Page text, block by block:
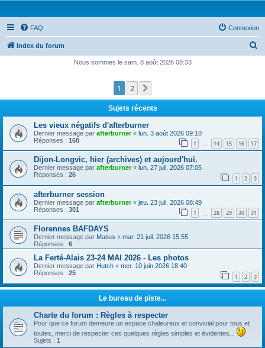
FAQ Connexion
Index du forum
e
r
r
Nous sommes le sam. 8 août 2026 08:33
1 2
Sujets récents
Les vieux négatifs d'afterburner
Dernier message par afterburner« lun. 3 août 2026 09:10
Réponses : 160 1 14 15 16 17
Dijon-Longvic, hier (archives) et aujourd'hui.
Dernier message par afterburner« lun. 27 juil. 2026 07:05
Réponses : 26 1 2 3
afterburner session
Dernier message par afterburner« jeu. 23 juil. 2026 08:49
Réponses : 301 1 28 29 30 31
Florennes BAFDAYS
Dernier message par Matius « mar. 21 juil. 2026 15:55
Réponses : 6
La Ferté-Alais 23-24 MAI 2026 - Les photos
Dernier message par Hutch « mer. 10 juin 2026 18:40
Réponses : 25 1 2 3
Le bureau de piste...
Charte du forum : Règles à respecter
Pour que ce forum demeure un espace chaleureux et convivial pour tous et
toutes, merci de respecter ces quelques règles simples et évidentes...
Sujets : 1